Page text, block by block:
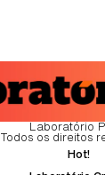
Laboratório
Todos os direitos
Hot!